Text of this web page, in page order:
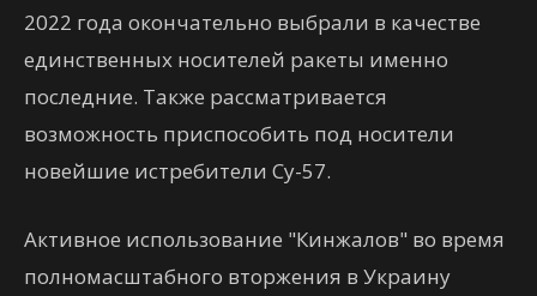
2022 года окончательно выбрали в качестве
единственных носителей ракеты именно
последние. Также рассматривается
возможность приспособить под носители
новейшие истребители Су-57.
Активное использование "Кинжалов" во время
полномасштабного вторжения в Украину